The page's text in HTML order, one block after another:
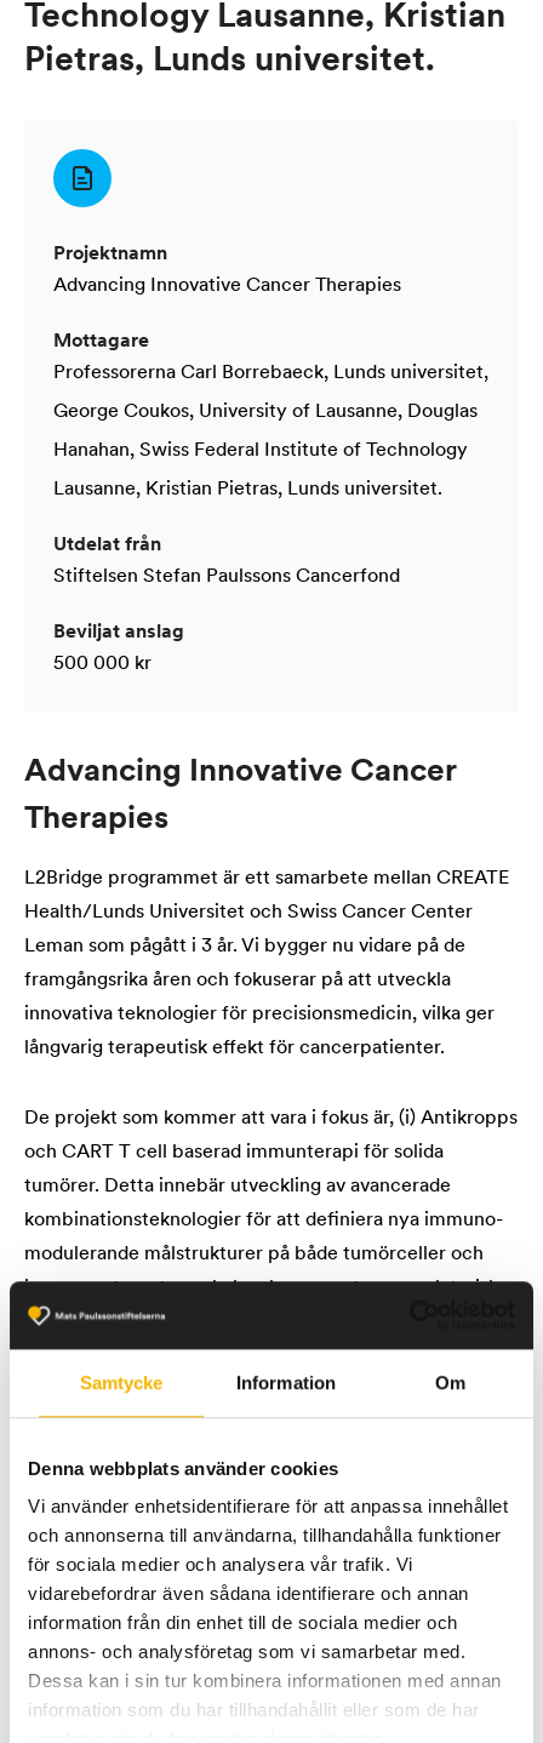
Samtycke Information Om
Denna webbplats använder cookies
Vi använder enhetsidentifierare för att anpassa innehållet
och annonserna till användarna, tillhandahålla funktioner
för sociala medier och analysera vår trafik. Vi
vidarebefordrar även sådana identifierare och annan
information från din enhet till de sociala medier och
annons- och analysföretag som vi samarbetar med.
Dessa kan i sin tur kombinera informationen med annan
information som du har tillhandahållit eller som de har
Technology Lausanne, Kristian
Pietras, Lunds universitet.
Projektnamn
Advancing Innovative Cancer Therapies
Mottagare
Professorerna Carl Borrebaeck, Lunds universitet,
George Coukos, University of Lausanne, Douglas
Hanahan, Swiss Federal Institute of Technology
Lausanne, Kristian Pietras, Lunds universitet.
Utdelat från
Stiftelsen Stefan Paulssons Cancerfond
Beviljat anslag
500 000 kr
Advancing Innovative Cancer
Therapies
L2Bridge programmet är ett samarbete mellan CREATE
Health/Lunds Universitet och Swiss Cancer Center
Leman som pågått i 3 år. Vi bygger nu vidare på de
framgångsrika åren och fokuserar på att utveckla
innovativa teknologier för precisionsmedicin, vilka ger
långvarig terapeutisk effekt för cancerpatienter.
De projekt som kommer att vara i fokus är, (i) Antikropps
och CART T cell baserad immunterapi för solida
tumörer. Detta innebär utveckling av avancerade
kombinationsteknologier för att definiera nya immuno-
modulerande målstrukturer på både tumörceller och
immunsystemets nyckelspelare, som t.ex. regulatoriska
T-celler och dendritiska celler.
Vidare fokus är att bygga in vitro modeller för att
som tas vidare till antikropps- och/eller CAR T cells
aggressiv bröstcancer, vilket innebär att öka förståelsen
för terapiresistens i luminala tumörer, vilken bygger på
en kombination av data från över 3000
bröstcancerpatienter och kliniskt relevanta modeller av
hormonresistens. Brösttumörers mikromiljö och ”cross-
talk” mellan olika celler, som kan leda till utveckling av